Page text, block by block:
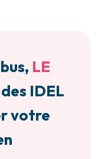
LE
IDEL
votre